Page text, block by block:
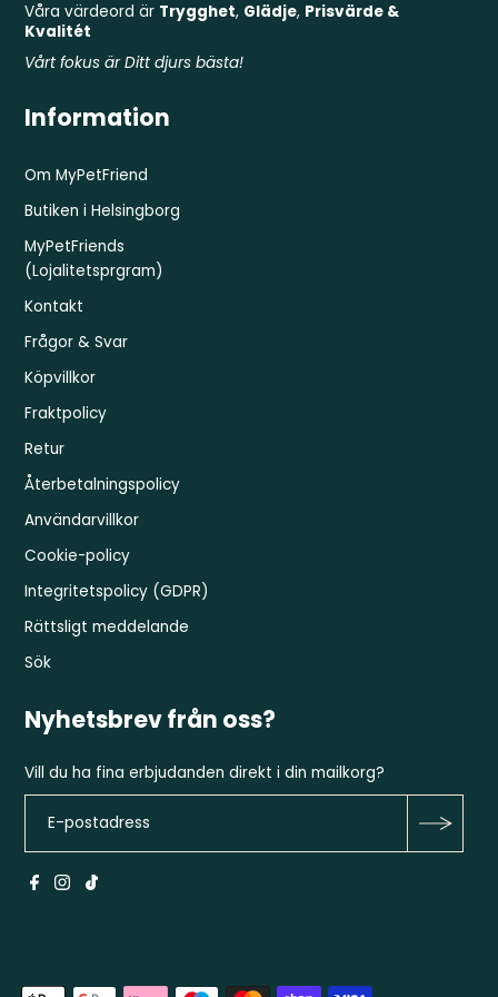
Våra värdeord är Trygghet, Glädje, Prisvärde &
Kvalitét
Vårt fokus är Ditt djurs bästa!
Information
Om MyPetFriend
Butiken i Helsingborg
MyPetFriends
(Lojalitetsprgram)
Kontakt
Frågor & Svar
Köpvillkor
Fraktpolicy
Retur
Återbetalningspolicy
Användarvillkor
Cookie-policy
Integritetspolicy (GDPR)
Rättsligt meddelande
Sök
Nyhetsbrev från oss?
Vill du ha fina erbjudanden direkt i din mailkorg?